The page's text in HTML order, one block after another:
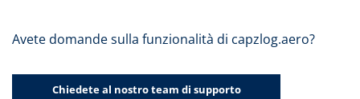
Avete domande sulla funzionalità di capzlog.aero?
Chiedete al nostro team di supporto